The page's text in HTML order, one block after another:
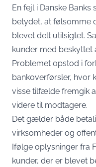
En fejl i Danske
betydet, at følsomme
blevet delt utilsigtet.
kunder med beskyttet
Problemet opstod i
bankoverførsler, hvor
visse tilfælde fremgik
videre til modtagere.
Det gælder både
virksomheder og
Ifølge oplysninger fra
kunder, der er blevet